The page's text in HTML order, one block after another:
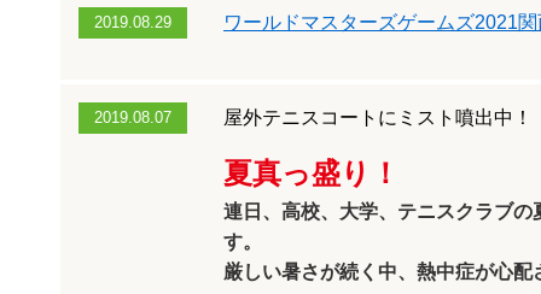
2019.08.29 ワールドマスターズゲームズ
2019.08.07 屋外テニスコートにミスト噴出中！
夏真っ盛り！
連日、高校、大学、テニスクラブ
す。
厳しい暑さが続く中、熱中症が心配